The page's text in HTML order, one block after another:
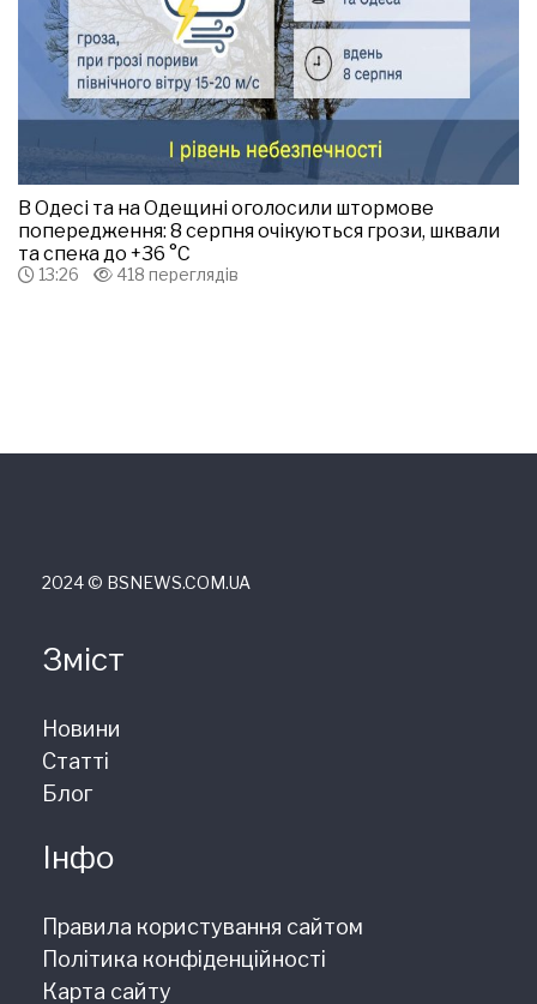
В Одесі та на Одещині оголосили штормове
попередження: 8 серпня очікуються грози, шквали
та спека до +36 °С
13:26 418 переглядів
2024 © ВSNEWS.COM.UA
Зміст
Новини
Статті
Блог
Інфо
Правила користування сайтом
Політика конфіденційності
Карта сайту